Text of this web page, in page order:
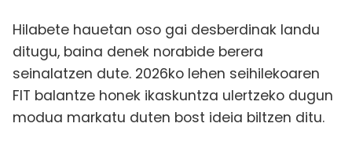
Hilabete hauetan oso gai desberdinak landu
ditugu, baina denek norabide berera
seinalatzen dute. 2026ko lehen seihilekoaren
FIT balantze honek ikaskuntza ulertzeko dugun
modua markatu duten bost ideia biltzen ditu.